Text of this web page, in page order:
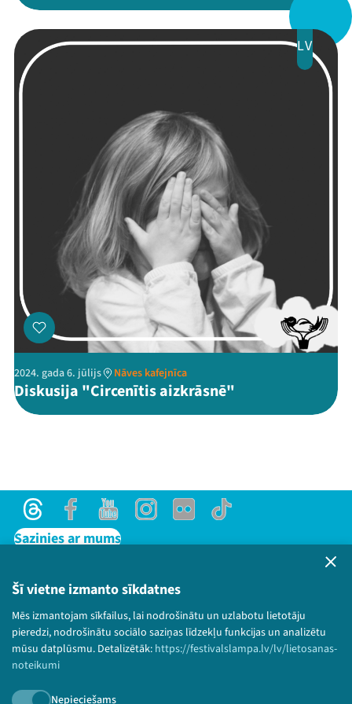
Šī vietne izmanto sīkdatnes
Mēs izmantojam sīkfailus, lai nodrošinātu un uzlabotu lietotāju
pieredzi, nodrošinātu sociālo saziņas līdzekļu funkcijas un analizētu
mūsu datplūsmu. Detalizētāk: https://festivalslampa.lv/lv/lietosanas-
noteikumi
Nepieciešams
Kontakti
ThreadsFacebookYoutube
X Instagram
Flick
LV
2024. gada 6. jūlijs Nāves kafejnīca
Diskusija "Circenītis aizkrāsnē"
ThreadsFacebookYoutubeInstagram
Flick TikTok
Sazinies ar mums
Lietošanas noteikumi un sīkdatņu politika
Bērnu aizsardzības politika
© 2026 Sarunu festivāls LAMPA Visas tiesības
paturētas.